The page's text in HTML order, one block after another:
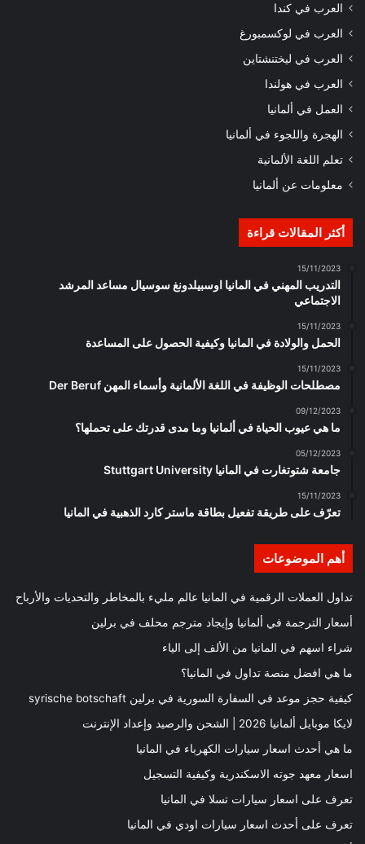
العرب في كندا
العرب في لوكسمبورغ
العرب في ليختنشتاين
العرب في هولندا
العمل في ألمانيا
الهجرة واللجوء في ألمانيا
تعلم اللغة الألمانية
معلومات عن ألمانيا
أكثر المقالات قراءة
15/11/2023
التدريب المهني في المانيا اوسبيلدونغ سوسيال مساعد المرشد
الاجتماعي
15/11/2023
الحمل والولادة في المانيا وكيفية الحصول على المساعدة
15/11/2023
مصطلحات الوظيفة في اللغة الألمانية وأسماء المهن Der Beruf
09/12/2023
ما هي عيوب الحياة في ألمانيا وما مدى قدرتك على تحملها؟
05/12/2023
جامعة شتوتغارت في المانيا Stuttgart University
15/11/2023
تعرّف على طريقة تفعيل بطاقة ماستر كارد الذهبية في المانيا
أهم الموضوعات
تداول العملات الرقمية في المانيا عالم مليء بالمخاطر والتحديات والأرباح
أسعار الترجمة في ألمانيا وإيجاد مترجم محلف في برلين
شراء اسهم في المانيا من الألف إلى الياء
ما هي افضل منصة تداول في المانيا؟
كيفية حجز موعد في السفارة السورية في برلين syrische botschaft
لايكا موبايل ألمانيا 2026 | الشحن والرصيد وإعداد الإنترنت
ما هي أحدث اسعار سيارات الكهرباء في المانيا
اسعار معهد جوته الاسكندرية وكيفية التسجيل
تعرف على اسعار سيارات تسلا في المانيا
تعرف على أحدث اسعار سيارات اودي في المانيا